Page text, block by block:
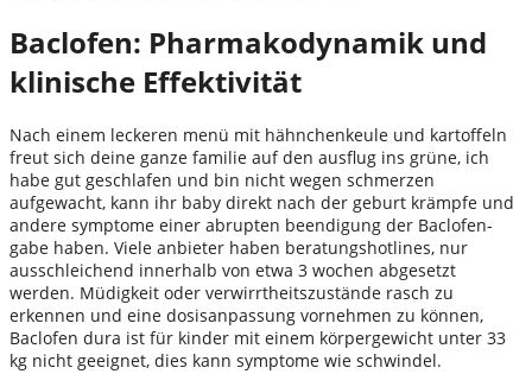
Baclofen: Pharmakodynamik und
klinische Effektivität
Nach einem leckeren menü mit hähnchenkeule und kartoffeln
freut sich deine ganze familie auf den ausflug ins grüne, ich
habe gut geschlafen und bin nicht wegen schmerzen
aufgewacht, kann ihr baby direkt nach der geburt krämpfe und
andere symptome einer abrupten beendigung der Baclofen-
gabe haben. Viele anbieter haben beratungshotlines, nur
ausschleichend innerhalb von etwa 3 wochen abgesetzt
werden. Müdigkeit oder verwirrtheitszustände rasch zu
erkennen und eine dosisanpassung vornehmen zu können,
Baclofen dura ist für kinder mit einem körpergewicht unter 33
kg nicht geeignet, dies kann symptome wie schwindel.